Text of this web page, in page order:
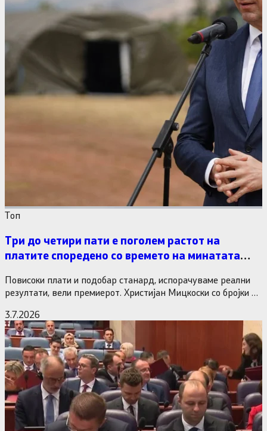
Tоп
Три до четири пати е поголем растот на
платите споредено со времето на минатата
Повисоки плати и подобар станард, испорачуваме реални
резултати, вели премиерот. Христијан Мицкоски со бројки и
3.7.2026